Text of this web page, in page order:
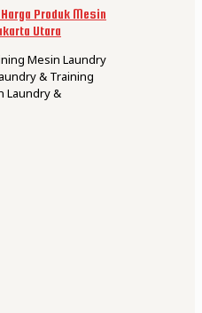
Produk Mesin
Utara
Mesin Laundry
& Training
Laundry &